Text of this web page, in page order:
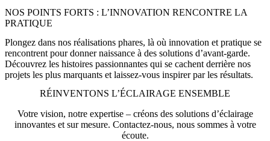
NOS POINTS FORTS : L’INNOVATION RENCONTRE LA
PRATIQUE
Plongez dans nos réalisations phares, là où innovation et pratique se
rencontrent pour donner naissance à des solutions d’avant-garde.
Découvrez les histoires passionnantes qui se cachent derrière nos
projets les plus marquants et laissez-vous inspirer par les résultats.
RÉINVENTONS L’ÉCLAIRAGE ENSEMBLE
Votre vision, notre expertise – créons des solutions d’éclairage
innovantes et sur mesure. Contactez-nous, nous sommes à votre
écoute.